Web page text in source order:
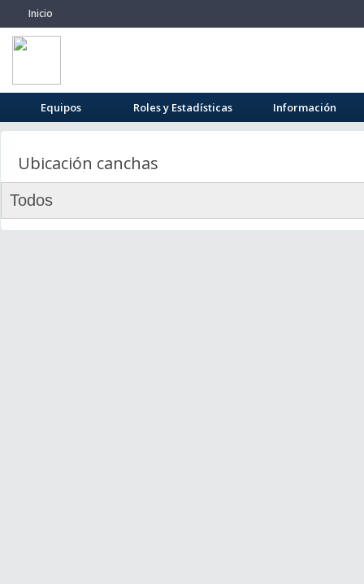
Inicio
Equipos Roles y Estadísticas Información
Ubicación canchas
Todos